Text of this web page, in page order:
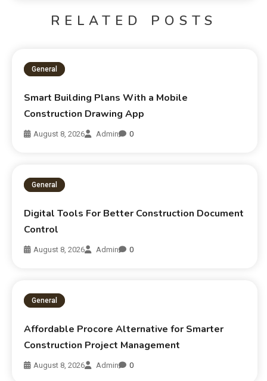
RELATED POSTS
General
Smart Building Plans With a Mobile
Construction Drawing App
August 8, 2026 Admin 0
General
Digital Tools For Better Construction Document
Control
August 8, 2026 Admin 0
General
Affordable Procore Alternative for Smarter
Construction Project Management
August 8, 2026 Admin 0